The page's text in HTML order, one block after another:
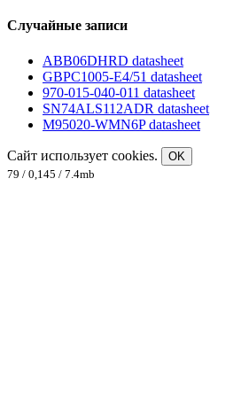
Случайные записи
ABB06DHRD datasheet
GBPC1005-E4/51 datasheet
970-015-040-011 datasheet
SN74ALS112ADR datasheet
M95020-WMN6P datasheet
Сайт использует cookies.
OK
79 / 0,145 / 7.4mb